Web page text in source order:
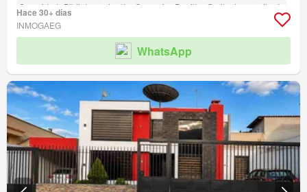
Seguridad Biblioteca Jardín Conserje Parrilla Garita de guardianía
Hace 30+ días
INMOGAEG
WhatsApp